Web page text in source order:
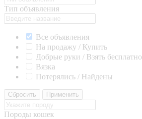
Тип объявления
Все объявления
На продажу / Купить
Добрые руки / Взять бесплатно
Вязка
Потерялись / Найдены
Сбросить Применить
Породы кошек